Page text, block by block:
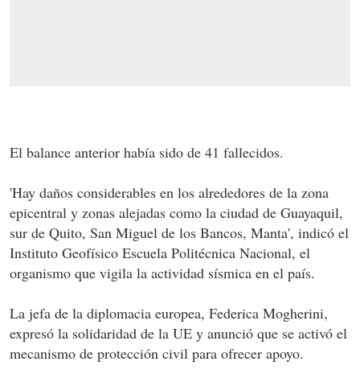
El balance anterior había sido de 41 fallecidos.
'Hay daños considerables en los alrededores de la zona
epicentral y zonas alejadas como la ciudad de Guayaquil,
sur de Quito, San Miguel de los Bancos, Manta', indicó el
Instituto Geofísico Escuela Politécnica Nacional, el
organismo que vigila la actividad sísmica en el país.
La jefa de la diplomacia europea, Federica Mogherini,
expresó la solidaridad de la UE y anunció que se activó el
mecanismo de protección civil para ofrecer apoyo.